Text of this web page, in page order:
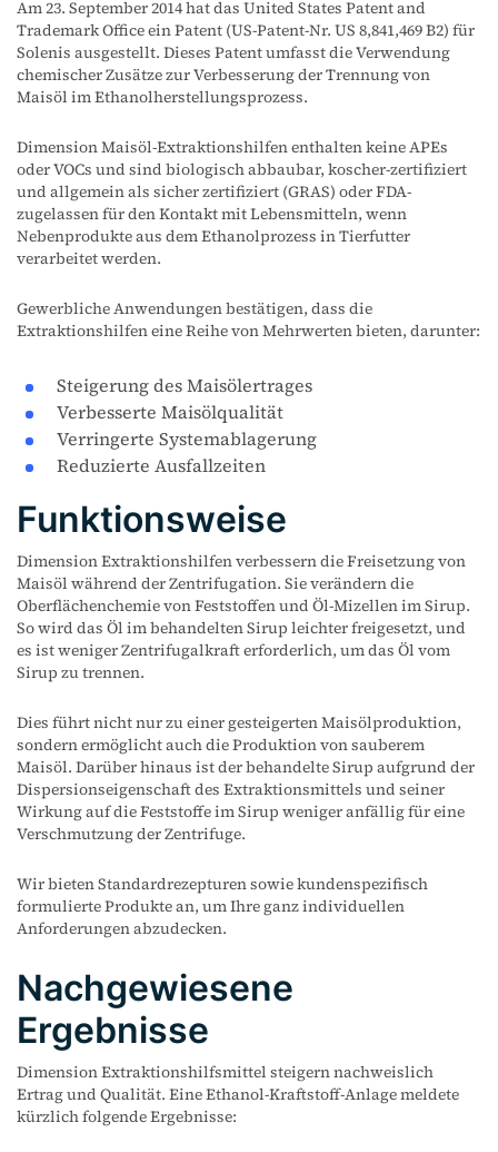
Am 23. September 2014 hat das United States Patent and
Trademark Office ein Patent (US-Patent-Nr. US 8,841,469 B2) für
Solenis ausgestellt. Dieses Patent umfasst die Verwendung
chemischer Zusätze zur Verbesserung der Trennung von
Maisöl im Ethanolherstellungsprozess.
Dimension Maisöl-Extraktionshilfen enthalten keine APEs
oder VOCs und sind biologisch abbaubar, koscher-zertifiziert
und allgemein als sicher zertifiziert (GRAS) oder FDA-
zugelassen für den Kontakt mit Lebensmitteln, wenn
Nebenprodukte aus dem Ethanolprozess in Tierfutter
verarbeitet werden.
Gewerbliche Anwendungen bestätigen, dass die
Extraktionshilfen eine Reihe von Mehrwerten bieten, darunter:
Steigerung des Maisölertrages
Verbesserte Maisölqualität
Verringerte Systemablagerung
Reduzierte Ausfallzeiten
Funktionsweise
Dimension Extraktionshilfen verbessern die Freisetzung von
Maisöl während der Zentrifugation. Sie verändern die
Oberflächenchemie von Feststoffen und Öl-Mizellen im Sirup.
So wird das Öl im behandelten Sirup leichter freigesetzt, und
es ist weniger Zentrifugalkraft erforderlich, um das Öl vom
Sirup zu trennen.
Dies führt nicht nur zu einer gesteigerten Maisölproduktion,
sondern ermöglicht auch die Produktion von sauberem
Maisöl. Darüber hinaus ist der behandelte Sirup aufgrund der
Dispersionseigenschaft des Extraktionsmittels und seiner
Wirkung auf die Feststoffe im Sirup weniger anfällig für eine
Verschmutzung der Zentrifuge.
Wir bieten Standardrezepturen sowie kundenspezifisch
formulierte Produkte an, um Ihre ganz individuellen
Anforderungen abzudecken.
Nachgewiesene
Ergebnisse
Dimension Extraktionshilfsmittel steigern nachweislich
Ertrag und Qualität. Eine Ethanol-Kraftstoff-Anlage meldete
kürzlich folgende Ergebnisse: